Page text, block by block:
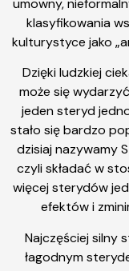
umowny,
klasyfikowania
kulturystyce jako
Dzięki ludzkiej
może się
jeden steryd
stało się bardzo
dzisiaj nazywamy
czyli składać w
więcej sterydów
efektów i
Najczęściej silny
łagodnym